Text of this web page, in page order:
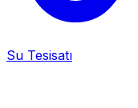
Su Tesisatı